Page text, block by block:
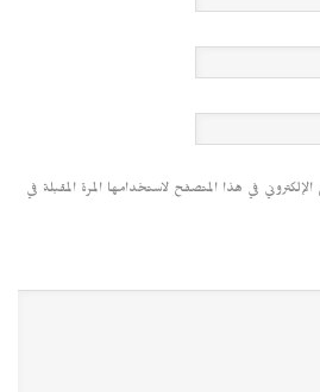
في هذا المتصفح لاستخدامها المرة المقبلة في